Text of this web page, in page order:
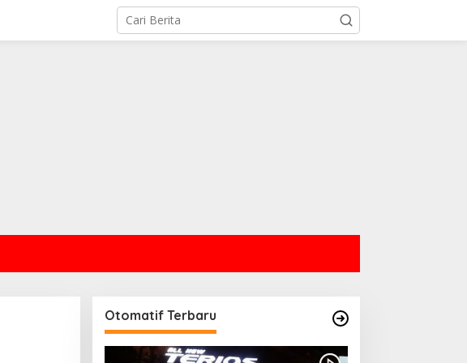
Otomatif Terbaru